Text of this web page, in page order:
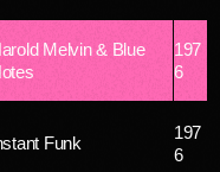
Melvin & Blue
197
6
Funk
197
6